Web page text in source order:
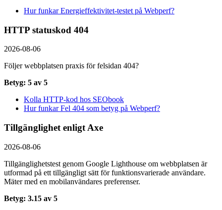
Hur funkar Energieffektivitet-testet på Webperf?
HTTP statuskod 404
2026-08-06
Följer webbplatsen praxis för felsidan 404?
Betyg: 5 av 5
Kolla HTTP-kod hos SEObook
Hur funkar Fel 404 som betyg på Webperf?
Tillgänglighet enligt Axe
2026-08-06
Tillgänglighetstest genom Google Lighthouse om webbplatsen är
utformad på ett tillgängligt sätt för funktionsvarierade användare.
Mäter med en mobil­användares preferenser.
Betyg: 3.15 av 5